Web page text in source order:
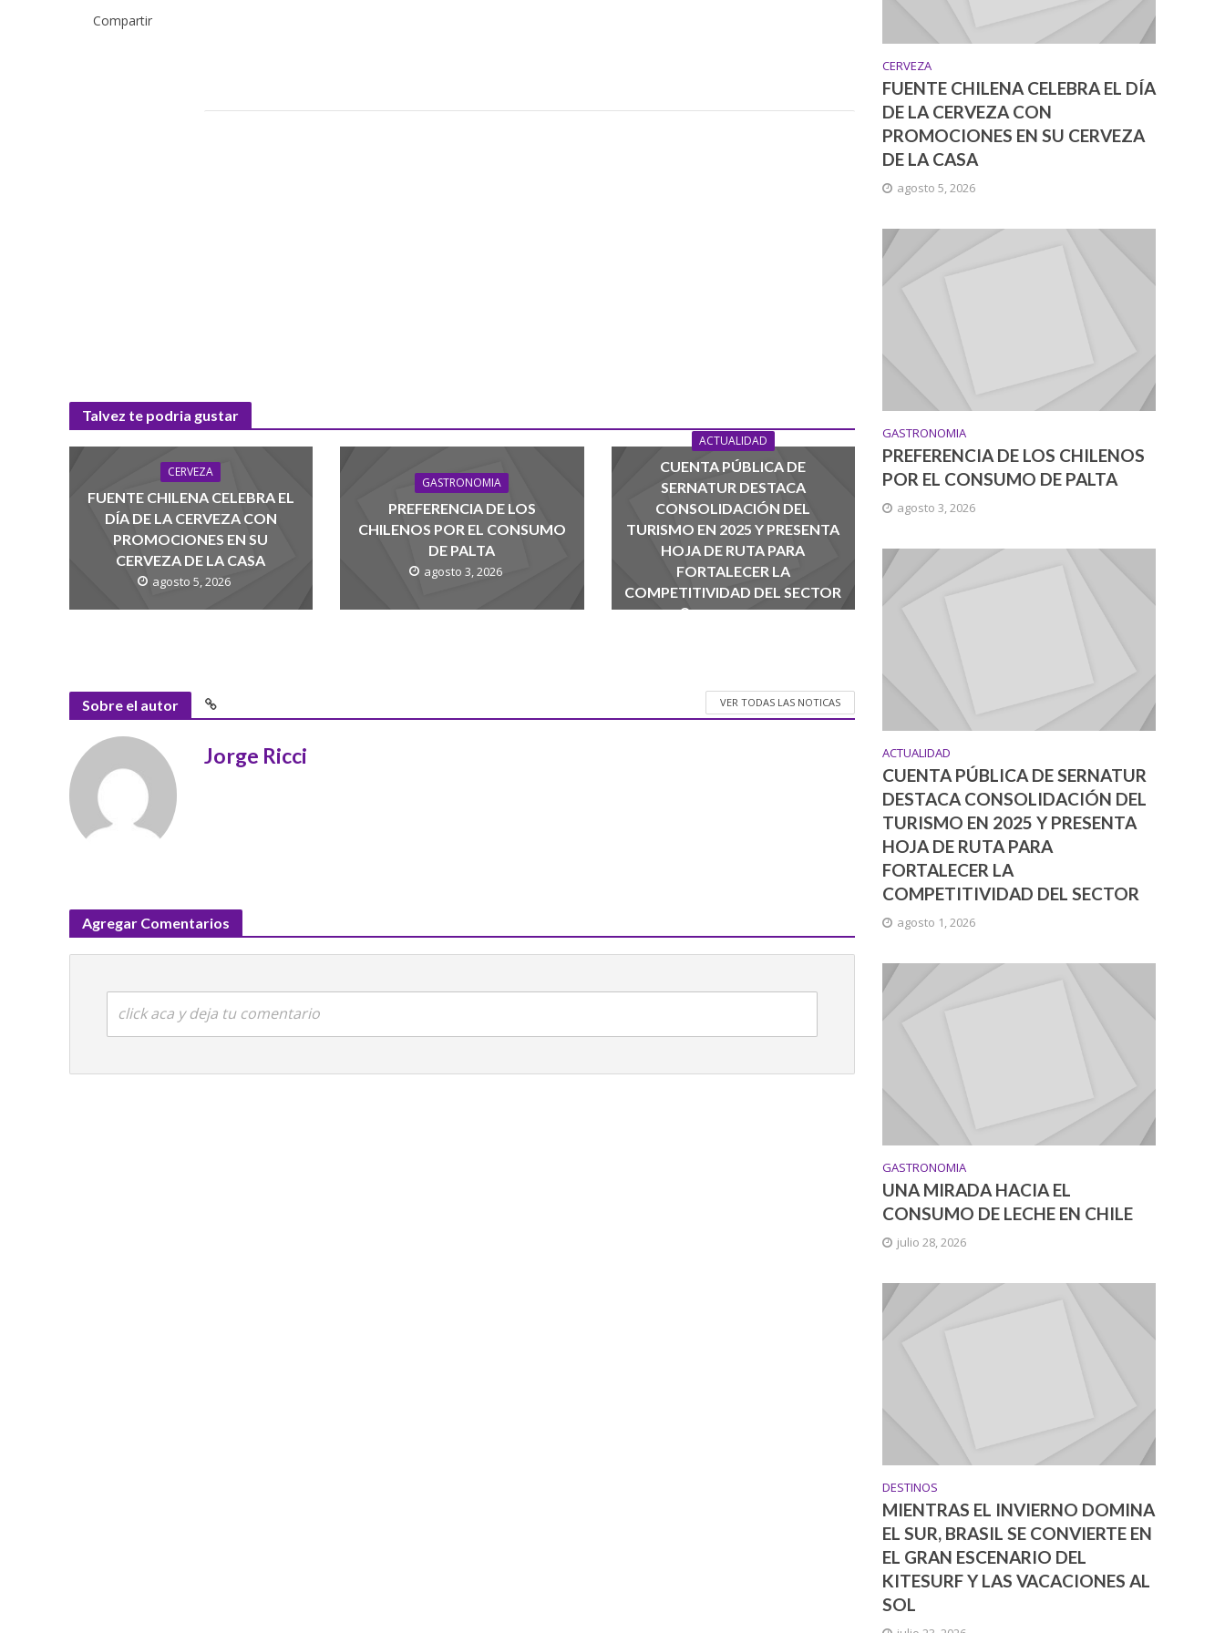
Compartir
Talvez te podria gustar
CERVEZA
FUENTE CHILENA CELEBRA EL
DÍA DE LA CERVEZA CON
PROMOCIONES EN SU
CERVEZA DE LA CASA
agosto 5, 2026
GASTRONOMIA
PREFERENCIA DE LOS
CHILENOS POR EL CONSUMO
DE PALTA
agosto 3, 2026
ACTUALIDAD
CUENTA PÚBLICA DE
SERNATUR DESTACA
CONSOLIDACIÓN DEL
TURISMO EN 2025 Y PRESENTA
HOJA DE RUTA PARA
FORTALECER LA
COMPETITIVIDAD DEL SECTOR
agosto 1, 2026
Sobre el autor VER TODAS LAS NOTICAS
Jorge Ricci
Agregar Comentarios
click aca y deja tu comentario
CERVEZA
FUENTE CHILENA CELEBRA EL DÍA
DE LA CERVEZA CON
PROMOCIONES EN SU CERVEZA
DE LA CASA
agosto 5, 2026
GASTRONOMIA
PREFERENCIA DE LOS CHILENOS
POR EL CONSUMO DE PALTA
agosto 3, 2026
ACTUALIDAD
CUENTA PÚBLICA DE SERNATUR
DESTACA CONSOLIDACIÓN DEL
TURISMO EN 2025 Y PRESENTA
HOJA DE RUTA PARA
FORTALECER LA
COMPETITIVIDAD DEL SECTOR
agosto 1, 2026
GASTRONOMIA
UNA MIRADA HACIA EL
CONSUMO DE LECHE EN CHILE
julio 28, 2026
DESTINOS
MIENTRAS EL INVIERNO DOMINA
EL SUR, BRASIL SE CONVIERTE EN
EL GRAN ESCENARIO DEL
KITESURF Y LAS VACACIONES AL
SOL